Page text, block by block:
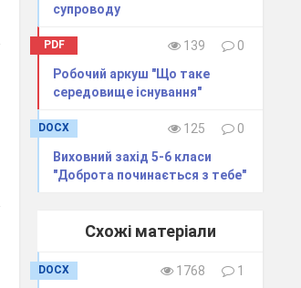
супроводу
PDF 139
0
Робочий аркуш "Що таке
середовище існування"
DOCX 125
0
Виховний захід 5-6 класи
"Доброта починається з тебе"
Схожі матеріали
DOCX 1768
1